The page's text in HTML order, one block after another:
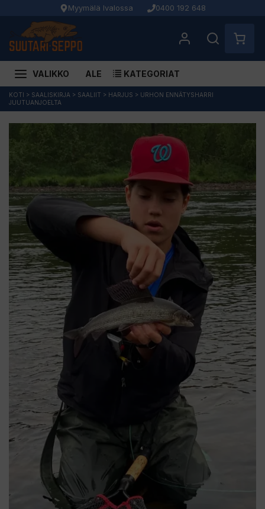
Myymälä Ivalossa 0400 192 648
VALIKKO ALE KATEGORIAT
Siirry
sisältöön
KOTI > SAALISKIRJA > SAALIIT > HARJUS > URHON ENNÄTYSHARRI
JUUTUANJOELTA